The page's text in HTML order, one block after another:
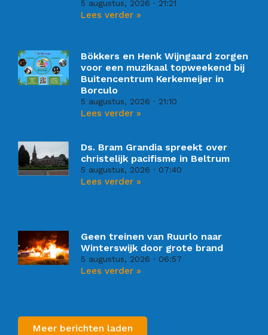
5 augustus, 2026 21:21
Lees verder »
Bökkers en Henk Wijngaard zorgen
voor een muzikaal topweekend bij
Buitencentrum Kerkemeijer in
Borculo
5 augustus, 2026 21:10
Lees verder »
Ds. Bram Grandia spreekt over
christelijk pacifisme in Beltrum
5 augustus, 2026 07:40
Lees verder »
Geen treinen van Ruurlo naar
Winterswijk door grote brand
5 augustus, 2026 06:57
Lees verder »
Meer berichten laden